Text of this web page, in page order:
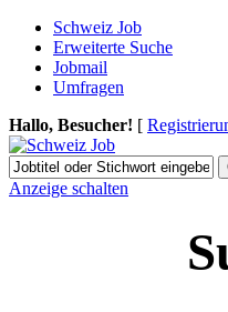
Schweiz Job
Erweiterte Suche
Jobmail
Umfragen
Hallo, Besucher! [
Anzeige schalten